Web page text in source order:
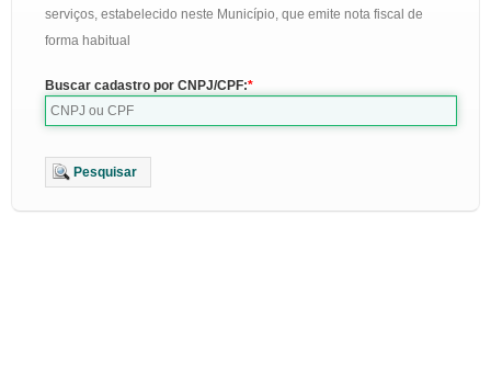
serviços, estabelecido neste Município, que emite nota fiscal de
forma habitual
Buscar cadastro por CNPJ/CPF:
Pesquisar